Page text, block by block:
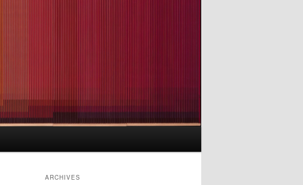
ARCHIVES